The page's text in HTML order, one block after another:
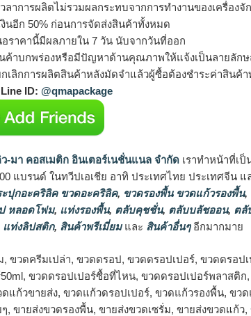
วลาการผลิตไม่รวมผลกระทบจากการทำงานของเครื่อง
งินอีก 50% ก่อนการจัดส่งสินค้าทั้งหมด
อราคานี้มีผลภายใน 7 วัน นับจากวันที่ออก
ค้าบกพร่องหรือมีปัญหาด้านคุณภาพให้แจ้งเป็นลายลัก
เลิกการผลิตสินค้าหลังมัดจำแล้วผู้ซื้อต้องชำระค่าสินค้
ID: @qmapackage
-มา คอสเมติก อินเตอร์เนชั่นแนล จำกัด เราทำหน้าที่เป็
แบรนด์ ในทวีปเอเชีย อาทิ ประเทศไทย ประเทศจีน
ะปุกอะคริลิค ขวดอะคริลิค, ขวดรองพื้น ขวดแก้วรองพื้น,
หลอดโฟม, แท่งรองพื้น, ตลับคุชชั่น, ตลับบลัชออน, ตลั
แท่งลิปสติก, สินค้าพรีเมี่ยมและ สินค้าอื่นๆอีกมากมาย
ขวดครีมเปล่า, ขวดดรอป, ขวดดรอปเปอร์, ขวดดรอป
ขวดดรอปเปอร์ซื้อที่ไหน, ขวดดรอปเปอร์พลาสติ
แก้วขายส่ง, ขวดแก้วดรอปเปอร์, ขวดแก้วรองพื้น, ขว
ๆ, ขายส่งขวดรองพื้น, ขายส่งขวดเซรั่ม, ขายส่งขวดแก้